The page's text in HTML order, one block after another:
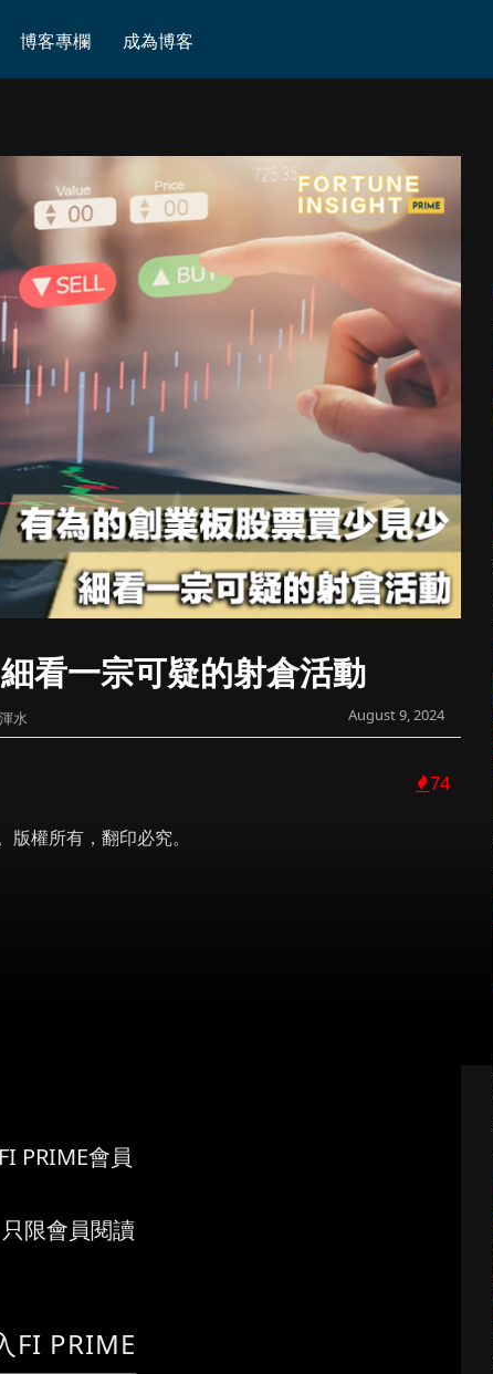
博客專欄 成為博客
看一宗可疑的射倉活動
渾水 August 9, 2024
74
權所有，翻印必究。
PRIME會員
限會員閱讀
FI PRIME